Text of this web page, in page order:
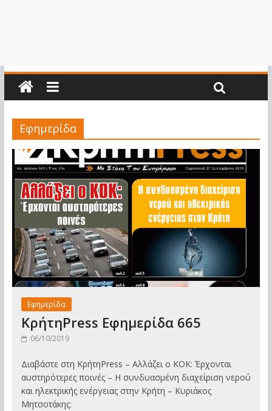
Εφημερίδα
Εφημερίδα
ΚρήτηPress Εφημερίδα 665
06/10/2019
Διαβάστε στη ΚρήτηPress – Αλλάζει ο ΚΟΚ: Έρχονται
αυστηρότερες ποινές – Η συνδυασμένη διαχείριση νερού
και ηλεκτρικής ενέργειας στην Κρήτη – Κυριάκος
Μητσοτάκης: